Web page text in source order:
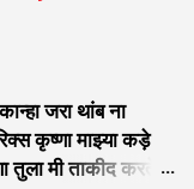
कृष्ण भजन लिरिक्स
सांवली सूरत पे
वाला भजन लिरिक्स
कौन कहता है
जरा थांब ना
कृष्णा माझ्या कड़े
तुला मी ताकीद करते